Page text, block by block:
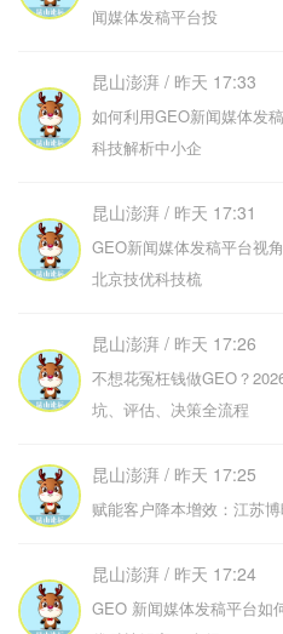
闻媒体发稿平台投
昆山澎湃 / 昨天 17:33
如何利用GEO新闻媒体发
科技解析中小企
昆山澎湃 / 昨天 17:31
GEO新闻媒体发稿平台视
北京技优科技梳
昆山澎湃 / 昨天 17:26
不想花冤枉钱做GEO？
坑、评估、决策全流程
昆山澎湃 / 昨天 17:25
赋能客户降本增效：江苏
昆山澎湃 / 昨天 17:24
GEO 新闻媒体发稿平台如